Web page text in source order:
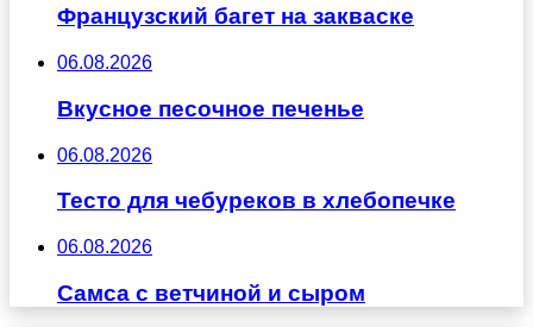
Французский багет на закваске
06.08.2026
Вкусное песочное печенье
06.08.2026
Тесто для чебуреков в хлебопечке
06.08.2026
Самса с ветчиной и сыром